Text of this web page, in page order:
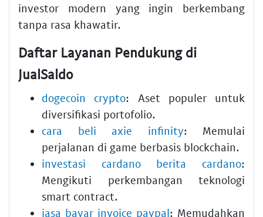
investor modern yang ingin berkembang
tanpa rasa khawatir.
Daftar Layanan Pendukung di
JualSaldo
dogecoin crypto: Aset populer untuk
diversifikasi portofolio.
cara beli axie infinity: Memulai
perjalanan di game berbasis blockchain.
investasi cardano berita cardano:
Mengikuti perkembangan teknologi
smart contract.
jasa bayar invoice paypal: Memudahkan